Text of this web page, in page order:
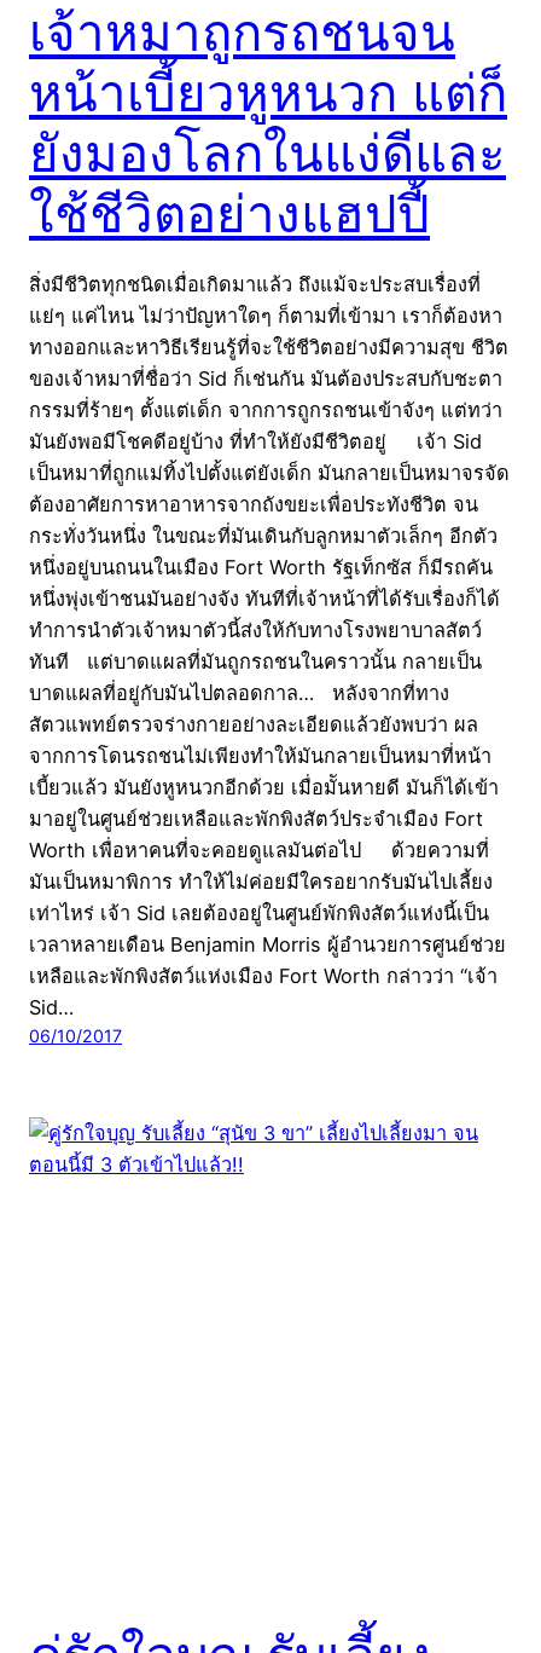
เจ้าหมาถูกรถชนจน
หน้าเบี้ยวหูหนวก แต่ก็
ยังมองโลกในแง่ดีและ
ใช้ชีวิตอย่างแฮปปี้
สิ่งมีชีวิตทุกชนิดเมื่อเกิดมาแล้ว ถึงแม้จะประสบเรื่องที่
แย่ๆ แค่ไหน ไม่ว่าปัญหาใดๆ ก็ตามที่เข้ามา เราก็ต้องหา
ทางออกและหาวิธีเรียนรู้ที่จะใช้ชีวิตอย่างมีความสุข ชีวิต
ของเจ้าหมาที่ชื่อว่า Sid ก็เช่นกัน มันต้องประสบกับชะตา
กรรมที่ร้ายๆ ตั้งแต่เด็ก จากการถูกรถชนเข้าจังๆ แต่ทว่า
มันยังพอมีโชคดีอยู่บ้าง ที่ทำให้ยังมีชีวิตอยู่ เจ้า Sid
เป็นหมาที่ถูกแม่ทิ้งไปตั้งแต่ยังเด็ก มันกลายเป็นหมาจรจัด
ต้องอาศัยการหาอาหารจากถังขยะเพื่อประทังชีวิต จน
กระทั่งวันหนึ่ง ในขณะที่มันเดินกับลูกหมาตัวเล็กๆ อีกตัว
หนึ่งอยู่บนถนนในเมือง Fort Worth รัฐเท็กซัส ก็มีรถคัน
หนึ่งพุ่งเข้าชนมันอย่างจัง ทันทีที่เจ้าหน้าที่ได้รับเรื่องก็ได้
ทำการนำตัวเจ้าหมาตัวนี้ส่งให้กับทางโรงพยาบาลสัตว์
ทันที แต่บาดแผลที่มันถูกรถชนในคราวนั้น กลายเป็น
บาดแผลที่อยู่กับมันไปตลอดกาล… หลังจากที่ทาง
สัตวแพทย์ตรวจร่างกายอย่างละเอียดแล้วยังพบว่า ผล
จากการโดนรถชนไม่เพียงทำให้มันกลายเป็นหมาที่หน้า
เบี้ยวแล้ว มันยังหูหนวกอีกด้วย เมื่อมัันหายดี มันก็ได้เข้า
มาอยู่ในศูนย์ช่วยเหลือและพักพิงสัตว์ประจำเมือง Fort
Worth เพื่อหาคนที่จะคอยดูแลมันต่อไป ด้วยความที่
มันเป็นหมาพิการ ทำให้ไม่ค่อยมีใครอยากรับมันไปเลี้ยง
เท่าไหร่ เจ้า Sid เลยต้องอยู่ในศูนย์พักพิงสัตว์แห่งนี้เป็น
เวลาหลายเดือน Benjamin Morris ผู้อำนวยการศูนย์ช่วย
เหลือและพักพิงสัตว์แห่งเมือง Fort Worth กล่าวว่า “เจ้า
Sid…
06/10/2017